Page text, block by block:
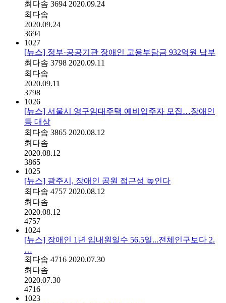
최다솜 3694 2020.09.24
최다솜
2020.09.24
3694
1027
[뉴스] 정부·공공기관 장애인 고용부담금 932억원 납부
최다솜 3798 2020.09.11
최다솜
2020.09.11
3798
1026
[뉴스] 서울시 영구임대주택 예비입주자 모집…장애인
등 대상
최다솜 3865 2020.08.12
최다솜
2020.08.12
3865
1025
[뉴스] 광주시, 장애인 공원 접근성 높인다
최다솜 4757 2020.08.12
최다솜
2020.08.12
4757
1024
[뉴스] 장애인 1년 입내원일수 56.5일...전체인구보다 2.
…
최다솜 4716 2020.07.30
최다솜
2020.07.30
4716
1023